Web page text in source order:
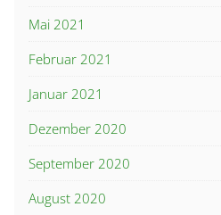
Mai 2021
Februar 2021
Januar 2021
Dezember 2020
September 2020
August 2020